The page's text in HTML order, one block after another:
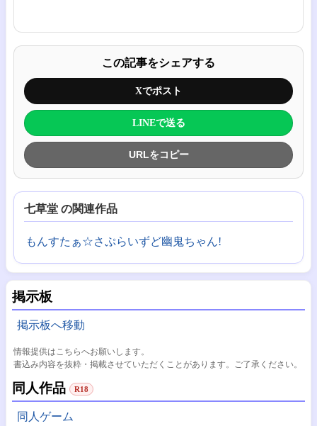
掲示板
掲示板へ移動
情報提供はこちらへお願いします。
書込み内容を抜粋・掲載させていただくことがあります。ご了承ください。
同人作品 R18
同人ゲーム
この記事をシェアする
Xでポスト
LINEで送る
URLをコピー
七草堂 の関連作品
もんすたぁ☆さぷらいずど幽鬼ちゃん!